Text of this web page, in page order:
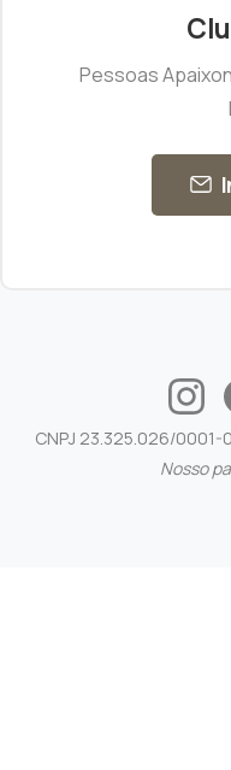
Pessoas
CNPJ 23.325.026/
Nosso